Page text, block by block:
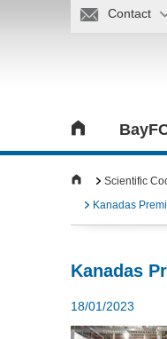
Contact
Scientific
Kanadas
Kanadas
18/01/2023